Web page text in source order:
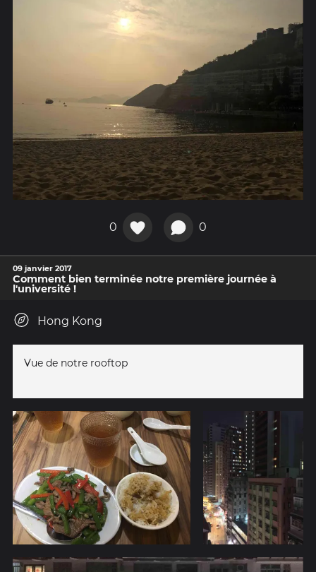
0 0
09 janvier 2017
Comment bien terminée notre première journée à
l'université !
Hong Kong
Vue de notre rooftop